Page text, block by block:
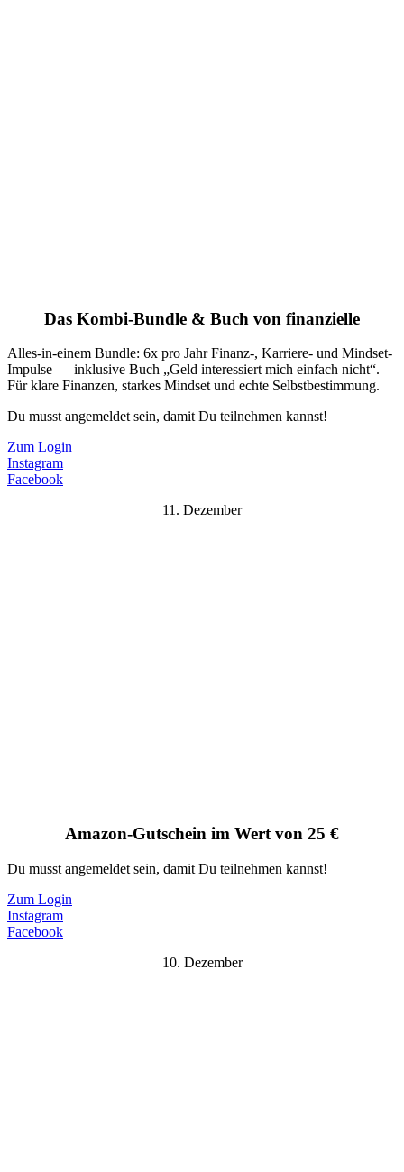
Das Kombi-Bundle & Buch von finanzielle
Alles-in-einem Bundle: 6x pro Jahr Finanz-, Karriere- und Mindset-
Impulse — inklusive Buch „Geld interessiert mich einfach nicht“.
Für klare Finanzen, starkes Mindset und echte Selbstbestimmung.
Du musst angemeldet sein, damit Du teilnehmen kannst!
Zum Login
Instagram
Facebook
11. Dezember
Amazon-Gutschein im Wert von 25 €
Du musst angemeldet sein, damit Du teilnehmen kannst!
Zum Login
Instagram
Facebook
10. Dezember